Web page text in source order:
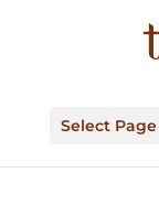
Select Page